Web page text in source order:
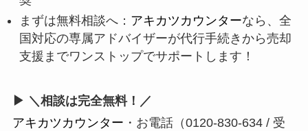
まずは無料相談へ： アキカツカウンターなら、全
国対応の専属アドバイザーが代行手続きから売却
支援までワンストップでサポートします！
▶ ＼相談は完全無料！／
アキカツカウンター ・お電話（0120-830-634 / 受